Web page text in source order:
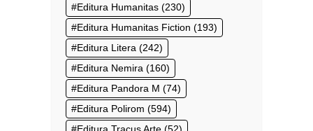
Editura Humanitas (230)
Editura Humanitas Fiction (193)
Editura Litera (242)
Editura Nemira (160)
Editura Pandora M (74)
Editura Polirom (594)